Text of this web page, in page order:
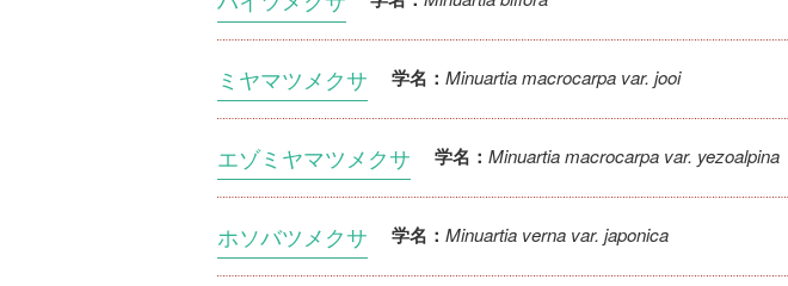
ミヤマツメクサ 学名： Minuartia macrocarpa var. jooi
エゾミヤマツメクサ 学名： Minuartia macrocarpa var. yezoalpina
ホソバツメクサ 学名： Minuartia verna var. japonica